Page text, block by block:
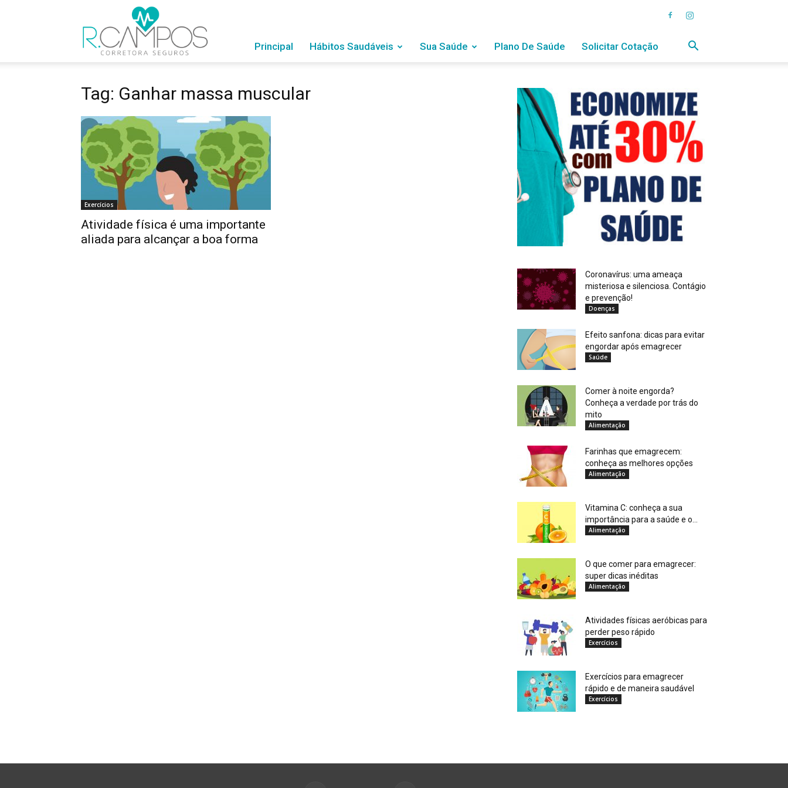
Você
Principal Hábitos Saudáveis Sua Saúde Plano De Saúde Solicitar Cotação
Tag: Ganhar massa muscular
Exercícios
Atividade física é uma importante
aliada para alcançar a boa forma
Coronavírus: uma ameaça
misteriosa e silenciosa. Contágio
e prevenção!
Doenças
Efeito sanfona: dicas para evitar
engordar após emagrecer
Saúde
Comer à noite engorda?
Conheça a verdade por trás do
mito
Alimentação
Farinhas que emagrecem:
conheça as melhores opções
Alimentação
Vitamina C: conheça a sua
importância para a saúde e o...
Alimentação
O que comer para emagrecer:
super dicas inéditas
Alimentação
Atividades físicas aeróbicas para
perder peso rápido
Exercícios
Exercícios para emagrecer
rápido e de maneira saudável
Exercícios